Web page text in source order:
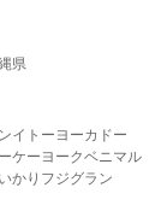
県
イトーヨーカドー
ケー ヨークベニマル
いかり フジグラン